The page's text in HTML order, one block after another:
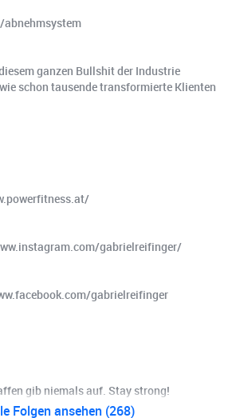
ganzen Bullshit der Industrie
schon tausende transformierte Klienten
gabrielreifinger/
gabrielreifinger
gib niemals auf. Stay strong!
Folgen ansehen (268)